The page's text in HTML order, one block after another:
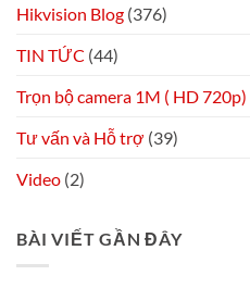
Hikvision Blog (376)
TIN TỨC (44)
Trọn bộ camera 1M ( HD 720p)
Tư vấn và Hỗ trợ (39)
Video (2)
BÀI VIẾT GẦN ĐÂY